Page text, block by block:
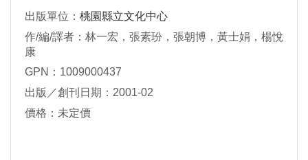
出版單位： 桃園縣立文化中心
作/編/譯者：林一宏，張素玢，張朝博，黃士娟，楊悅
康
GPN：1009000437
出版／創刊日期：2001-02
價格：未定價